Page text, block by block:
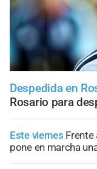
Despedida en
Rosario para
Este viernes Frente
pone en marcha